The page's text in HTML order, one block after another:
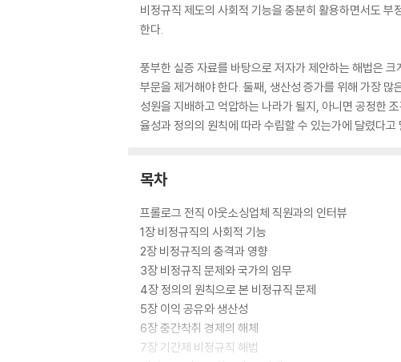
비정규직 제도의 사회적 기능을 충분히 활용하면서도
한다.
풍부한 실증 자료를 바탕으로 저자가 제안하는 해법은
부문을 제거해야 한다. 둘째, 생산성 증가를 위해 가장
성원을 지배하고 억압하는 나라가 될지, 아니면 공정한
율성과 정의의 원칙에 따라 수립할 수 있는가에 달렸다고
목차
프롤로그 전직 아웃소싱업체 직원과의 인터뷰
1장 비정규직의 사회적 기능
2장 비정규직의 충격과 영향
3장 비정규직 문제와 국가의 임무
4장 정의의 원칙으로 본 비정규직 문제
5장 이익 공유와 생산성
6장 중간착취 경제의 해체
7장 기간제 비정규직 해법